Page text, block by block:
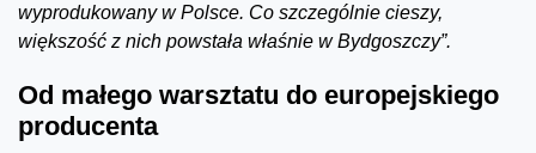
wyprodukowany w Polsce. Co szczególnie cieszy,
większość z nich powstała właśnie w Bydgoszczy”.
Od małego warsztatu do europejskiego
producenta